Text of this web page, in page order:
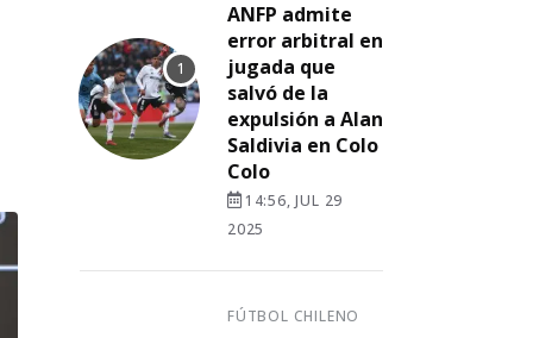
ANFP admite
error arbitral en
jugada que
salvó de la
expulsión a Alan
Saldivia en Colo
Colo
14:56, JUL 29
2025
FÚTBOL CHILENO